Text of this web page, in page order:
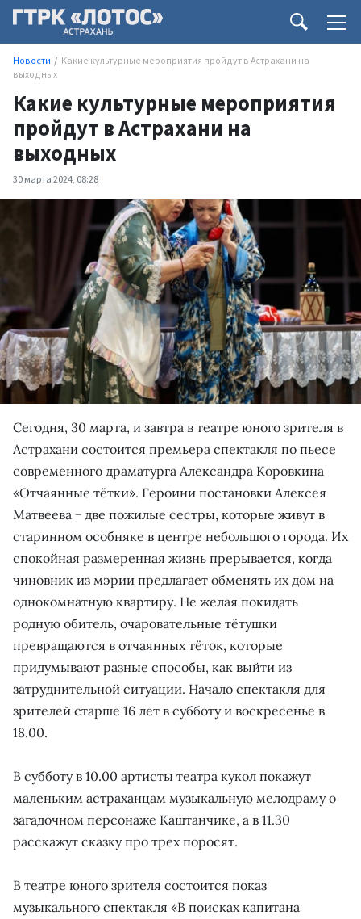
Новости
Какие культурные мероприятия пройдут в Астрахани на
выходных
Какие культурные мероприятия
пройдут в Астрахани на
выходных
30 марта 2024, 08:28
Сегодня, 30 марта, и завтра в театре юного зрителя в
Астрахани состоится премьера спектакля по пьесе
современного драматурга Александра Коровкина
«Отчаянные тётки». Героини постановки Алексея
Матвеева − две пожилые сестры, которые живут в
старинном особняке в центре небольшого города. Их
спокойная размеренная жизнь прерывается, когда
чиновник из мэрии предлагает обменять их дом на
однокомнатную квартиру. Не желая покидать
родную обитель, очаровательные тётушки
превращаются в отчаянных тёток, которые
придумывают разные способы, как выйти из
затруднительной ситуации. Начало спектакля для
зрителей старше 16 лет в субботу и воскресенье в
18.00.
В субботу в 10.00 артисты театра кукол покажут
маленьким астраханцам музыкальную мелодраму о
загадочном персонаже Каштанчике, а в 11.30
расскажут сказку про трех поросят.
В театре юного зрителя состоится показ
музыкального спектакля «В поисках капитана